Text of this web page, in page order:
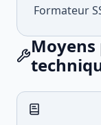
Formateur